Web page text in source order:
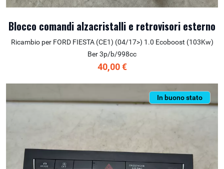
Blocco comandi alzacristalli e retrovisori esterno
Ricambio per FORD FIESTA (CE1) (04/17>) 1.0 Ecoboost (103Kw)
Ber 3p/b/998cc
40,00 €
In buono stato